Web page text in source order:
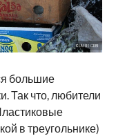
большие
Так что, любители
в треугольнике)